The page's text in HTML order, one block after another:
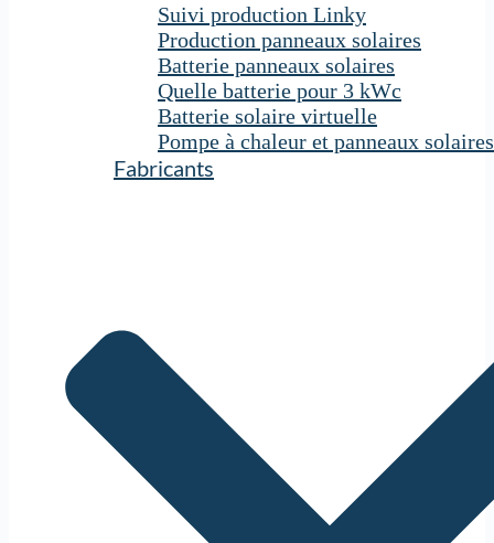
Suivi production Linky
Production panneaux solaires
Batterie panneaux solaires
Quelle batterie pour 3 kWc
Batterie solaire virtuelle
Pompe à chaleur et panneaux solaires
Fabricants